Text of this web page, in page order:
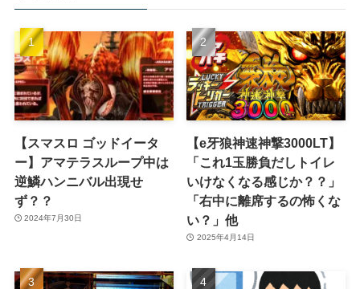
【スマスロ ゴッドイータ
ー】アマテラスループ中は
逆鱗ハンニバル出現せ
ず？？
2024年7月30日
【e牙狼神速神撃3000LT】
「これ1玉勝負だしトイレ
いけなくなる感じか？？」
「右中に離席するの怖くな
い？」他
2025年4月14日